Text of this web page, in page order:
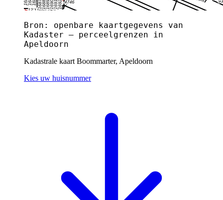
Bron: openbare kaartgegevens van
Kadaster — perceelgrenzen in
Apeldoorn
Kadastrale kaart Boommarter, Apeldoorn
Kies uw huisnummer